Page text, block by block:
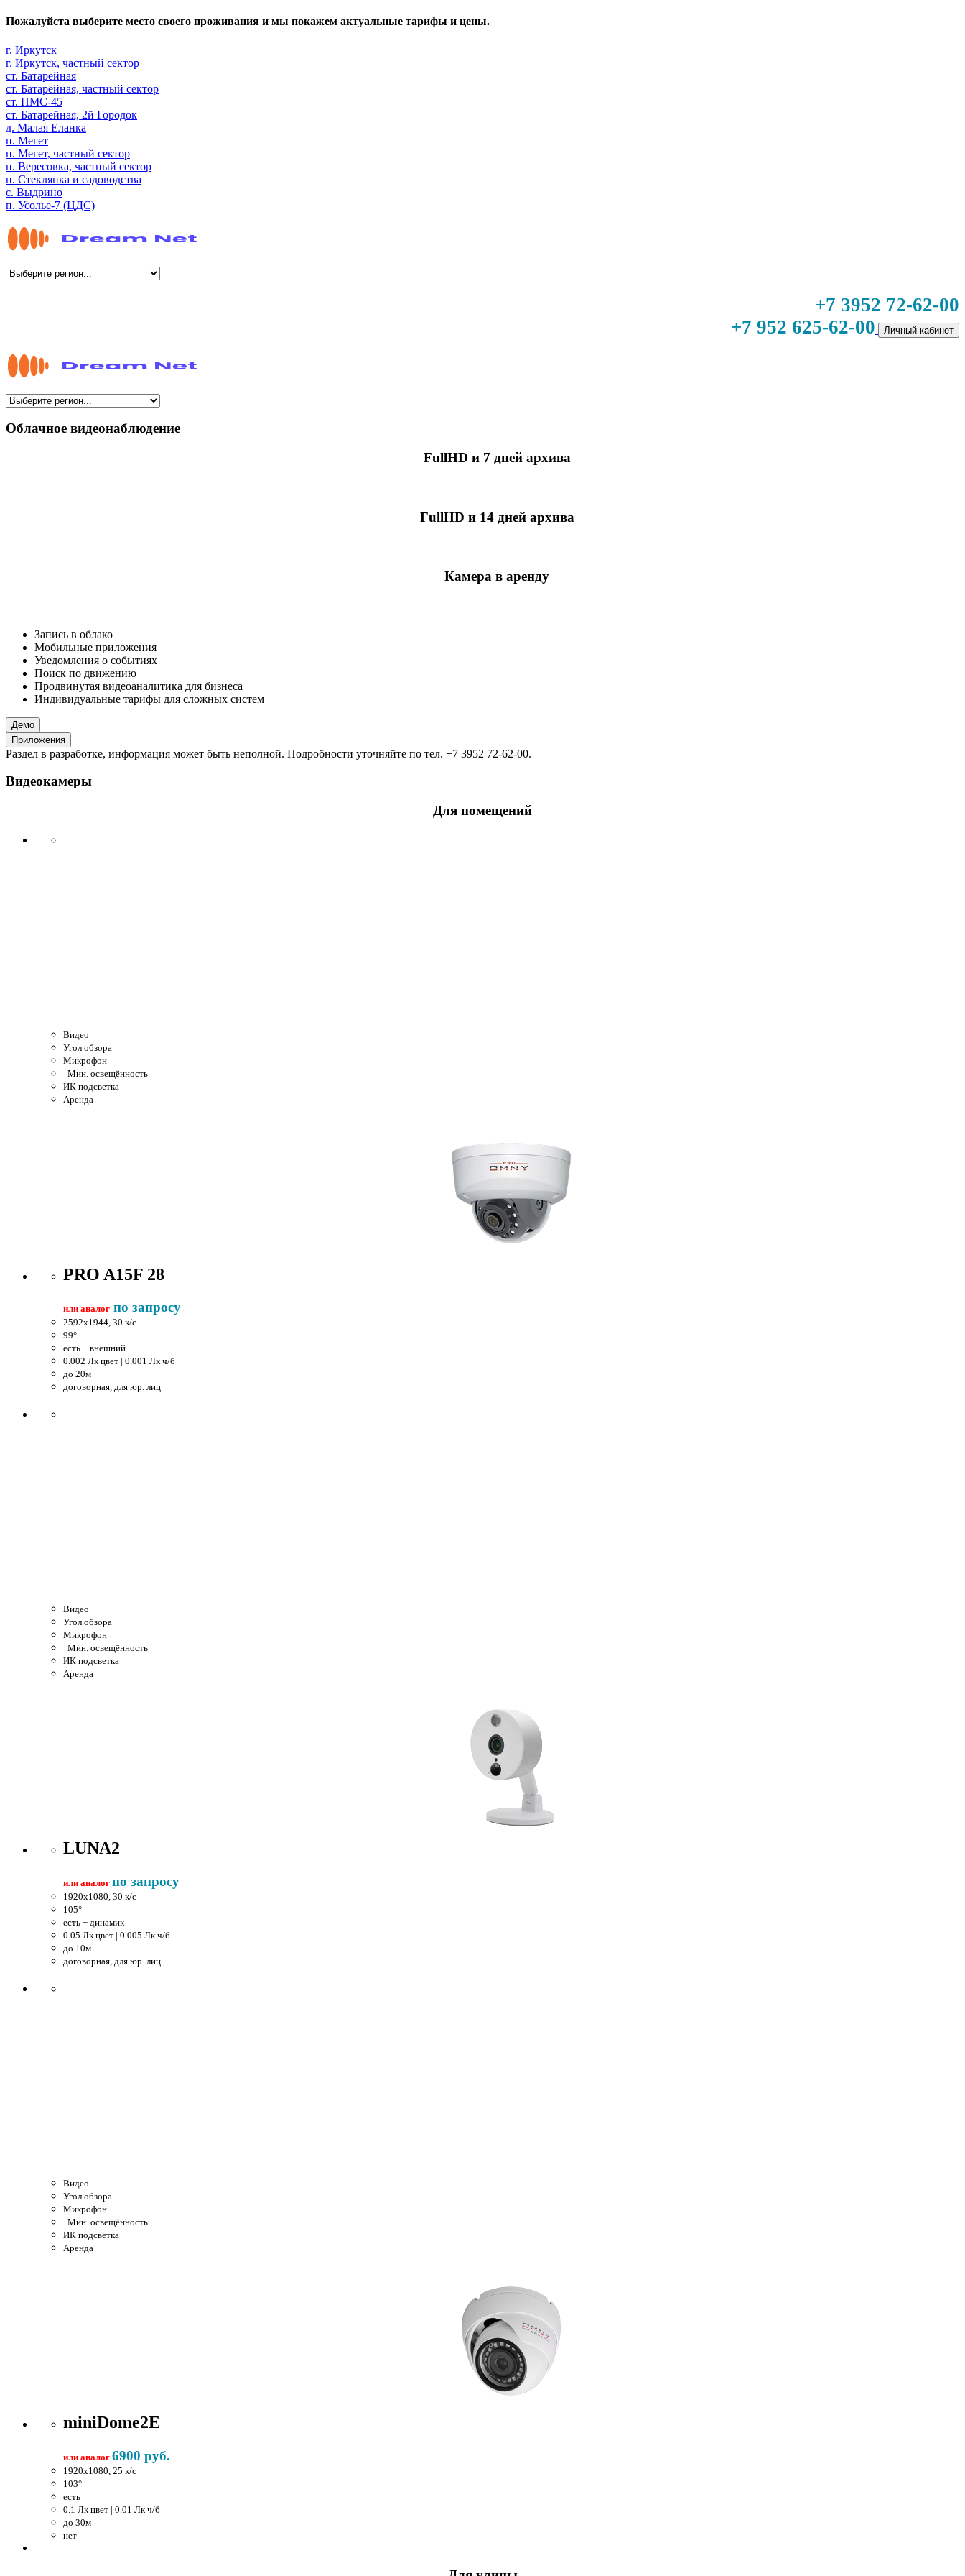
Пожалуйста выберите место своего проживания и мы покажем актуальные тарифы и цены.
г. Иркутск
г. Иркутск, частный сектор
ст. Батарейная
ст. Батарейная, частный сектор
ст. ПМС-45
ст. Батарейная, 2й Городок
д. Малая Еланка
п. Мегет
п. Мегет, частный сектор
п. Вересовка, частный сектор
п. Стеклянка и садоводства
с. Выдрино
п. Усолье-7 (ЦДС)
+7 3952 72-62-00
+7 952 625-62-00
Личный кабинет
Облачное видеонаблюдение
FullHD и 7 дней архива
FullHD и 14 дней архива
Камера в аренду
Запись в облако
Мобильные приложения
Уведомления о событиях
Поиск по движению
Продвинутая видеоаналитика для бизнеса
Индивидуальные тарифы для сложных систем
Демо
Приложения
Раздел в разработке, информация может быть неполной. Подробности уточняйте по тел. +7 3952 72-62-00.
Видеокамеры
Для помещений
Видео
Угол обзора
Микрофон
Мин. освещённость
ИК подсветка
Аренда
PRO A15F 28
или аналог по запросу
2592x1944, 30 к/c
99°
есть + внешний
0.002 Лк цвет | 0.001 Лк ч/б
до 20м
договорная, для юр. лиц
Видео
Угол обзора
Микрофон
Мин. освещённость
ИК подсветка
Аренда
LUNA2
или аналог по запросу
1920x1080, 30 к/c
105°
есть + динамик
0.05 Лк цвет | 0.005 Лк ч/б
до 10м
договорная, для юр. лиц
Видео
Угол обзора
Микрофон
Мин. освещённость
ИК подсветка
Аренда
miniDome2E
или аналог 6900 руб.
1920x1080, 25 к/c
103°
есть
0.1 Лк цвет | 0.01 Лк ч/б
до 30м
нет